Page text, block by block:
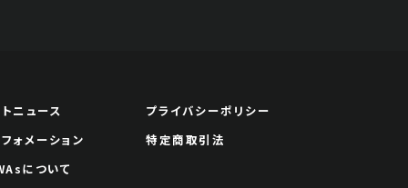
ニュース
ォメーション
について
プライバシーポリシー
特定商取引法